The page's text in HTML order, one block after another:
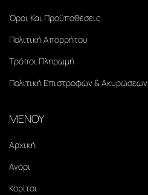
Όροι Και Προϋποθέσεις
Πολιτική Απορρήτου
Τρόποι Πληρωμή
Πολιτική Επιστροφών & Ακυρώσεων
ΜΕΝΟΥ
Αρχική
Αγόρι
Κορίτσι